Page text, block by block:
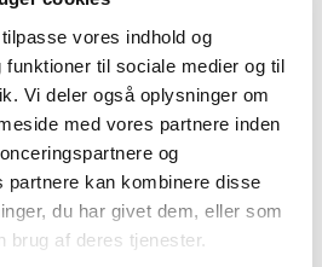
vores indhold og
til sociale medier og til
Vi deler også oplysninger om
med vores partnere inden
og
partnere kan kombinere disse
du har givet dem, eller som
brug af deres tjenester.